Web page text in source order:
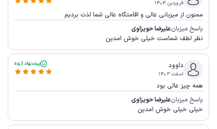
فروردین ۱۴۰۴
ممنون از میزبانی عالی و اقامتگاه عالی شما لذت بردیم
پاسخ میزبانعلیرضا حویزاوی
نظر لطف شماست خیلی خوش امدین
داوود
اسفند ۱۴۰۳
پیشنهاد کرده
همه چیز عالی بود
پاسخ میزبانعلیرضا حویزاوی
خیلی خیلی خوش امدین